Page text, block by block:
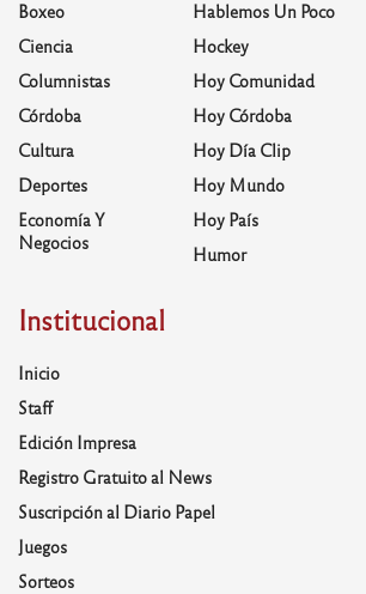
Boxeo
Ciencia
Columnistas
Córdoba
Cultura
Deportes
Economía Y
Negocios
Hablemos Un Poco
Hockey
Hoy Comunidad
Hoy Córdoba
Hoy Día Clip
Hoy Mundo
Hoy País
Humor
Institucional
Inicio
Staff
Edición Impresa
Registro Gratuito al News
Suscripción al Diario Papel
Juegos
Sorteos